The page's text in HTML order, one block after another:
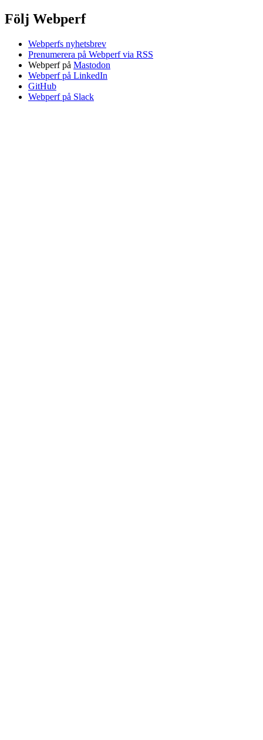
Följ Webperf
Webperfs nyhetsbrev
Prenumerera på Webperf via RSS
Webperf på Mastodon
Webperf på LinkedIn
GitHub
Webperf på Slack